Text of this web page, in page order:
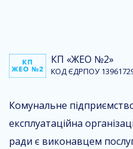
КП «ЖЕО №2»
КОД ЄДРПОУ
Комунальне
експлуатаційна
ради є виконавцем